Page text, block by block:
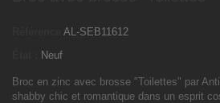
AL-SEB11612
Neuf
Broc en zinc avec brosse "Toilettes" par
shabby chic et romantique dans un esprit